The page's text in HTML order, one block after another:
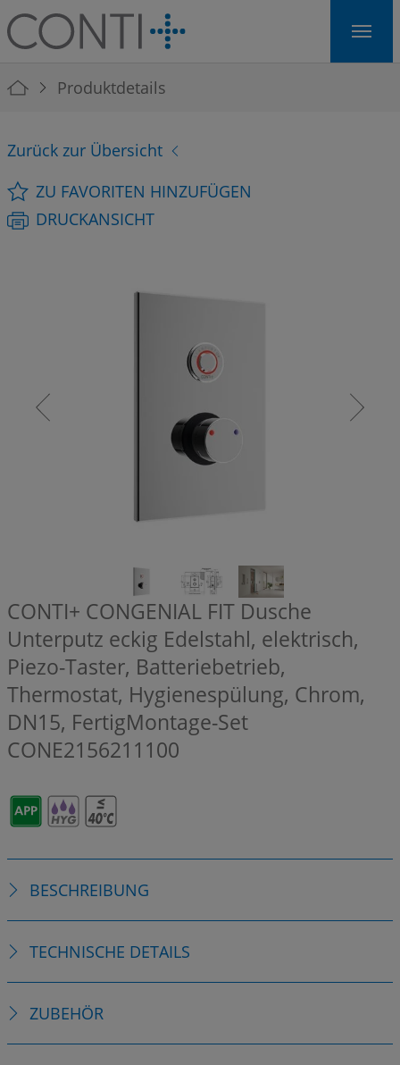
Skip to main navigation
Skip to main content
Skip to page footer
You are here:
Produktdetails
Zurück zur Übersicht
ZU FAVORITEN HINZUFÜGEN
DRUCKANSICHT
CONTI+ CONGENIAL FIT Dusche
Unterputz eckig Edelstahl, elektrisch,
Piezo-Taster, Batteriebetrieb,
Thermostat, Hygienespülung, Chrom,
DN15, FertigMontage-Set
CONE2156211100
BESCHREIBUNG
TECHNISCHE DETAILS
ZUBEHÖR